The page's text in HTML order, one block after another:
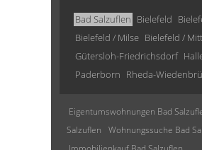
Bad Salzuflen Bielefeld
Bielefeld / Milse Bielefeld /
Gütersloh-Friedrichsdorf
Paderborn Rheda-
Eigentumswohnungen Bad
Salzuflen
Wohnungssuche Bad